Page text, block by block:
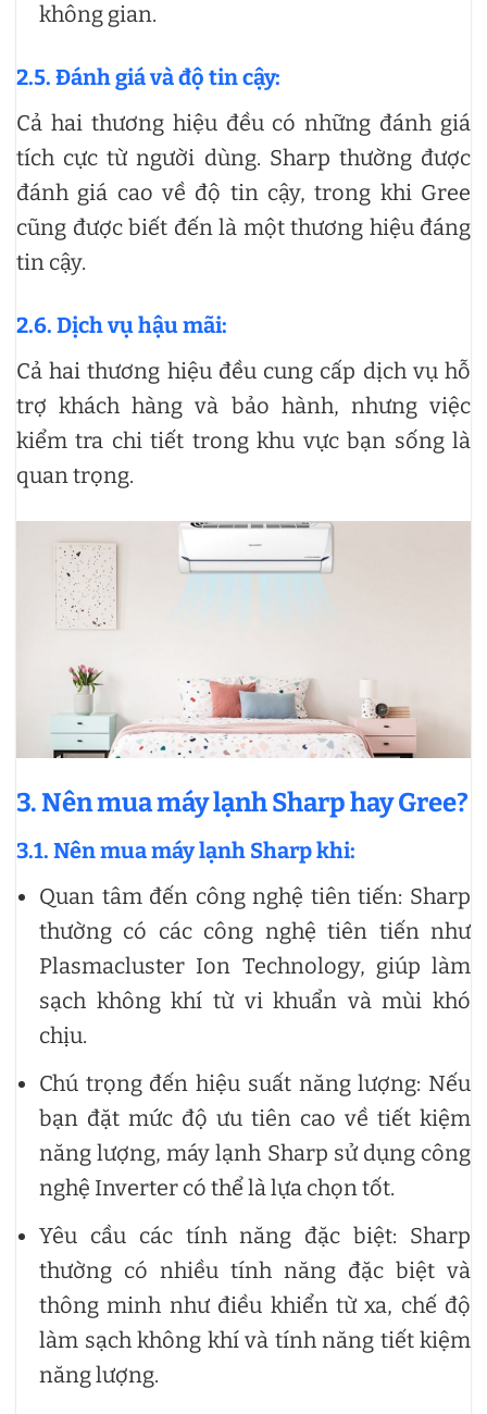
không gian.
2.5. Đánh giá và độ tin cậy:
Cả hai thương hiệu đều có những đánh giá
tích cực từ người dùng. Sharp thường được
đánh giá cao về độ tin cậy, trong khi Gree
cũng được biết đến là một thương hiệu đáng
tin cậy.
2.6. Dịch vụ hậu mãi:
Cả hai thương hiệu đều cung cấp dịch vụ hỗ
trợ khách hàng và bảo hành, nhưng việc
kiểm tra chi tiết trong khu vực bạn sống là
quan trọng.
3. Nên mua máy lạnh Sharp hay Gree?
3.1. Nên mua máy lạnh Sharp khi:
Quan tâm đến công nghệ tiên tiến: Sharp
thường có các công nghệ tiên tiến như
Plasmacluster Ion Technology, giúp làm
sạch không khí từ vi khuẩn và mùi khó
chịu.
Chú trọng đến hiệu suất năng lượng: Nếu
bạn đặt mức độ ưu tiên cao về tiết kiệm
năng lượng, máy lạnh Sharp sử dụng công
nghệ Inverter có thể là lựa chọn tốt.
Yêu cầu các tính năng đặc biệt: Sharp
thường có nhiều tính năng đặc biệt và
thông minh như điều khiển từ xa, chế độ
làm sạch không khí và tính năng tiết kiệm
năng lượng.